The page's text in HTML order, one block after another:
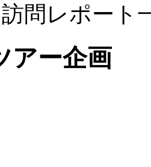
問レポート
アー企画